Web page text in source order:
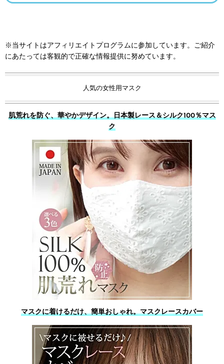
※当サイトはアフィリエイトプログラムに参加しています。ご紹介
にあたっては客観的で正確な情報提供に努めています。
人気の女性用マスク
肌荒れを防ぐ、華やかデザイン。日本製レース＆シルク100％マス
ク
マスクに着けるだけ、簡単おしゃれ。マスクレースカバー